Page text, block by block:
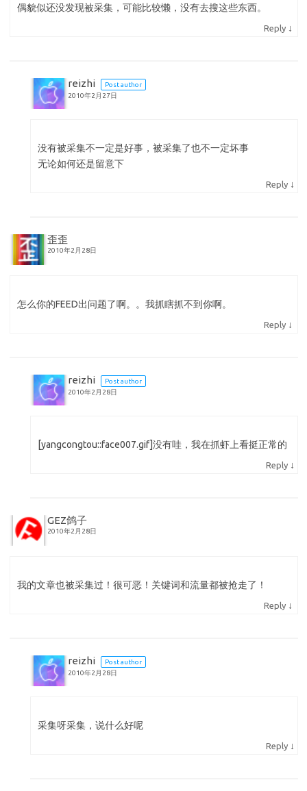
偶貌似还没发现被采集，可能比较懒，没有去搜这些东西。
Reply ↓
reizhi
Post author
2010年2月27日
没有被采集不一定是好事，被采集了也不一定坏事
无论如何还是留意下
Reply ↓
歪歪
2010年2月28日
怎么你的FEED出问题了啊。。我抓瞎抓不到你啊。
Reply ↓
reizhi
Post author
2010年2月28日
[yangcongtou::face007.gif]没有哇，我在抓虾上看挺正常的
Reply ↓
GEZ鸽子
2010年2月28日
我的文章也被采集过！很可恶！关键词和流量都被抢走了！
Reply ↓
reizhi
Post author
2010年2月28日
采集呀采集，说什么好呢
Reply ↓